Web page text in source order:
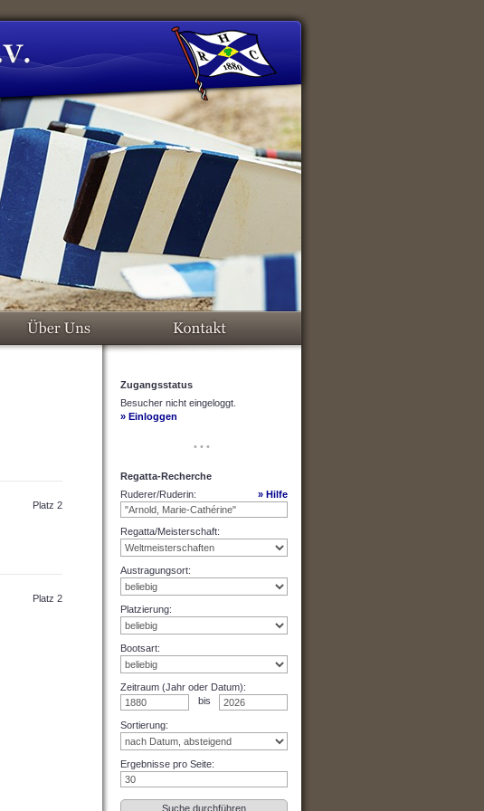
Platz 2
Platz 2
Zugangsstatus
Besucher nicht eingeloggt.
» Einloggen
• • •
Regatta-Recherche
» Hilfe
Ruderer/Ruderin:
Regatta/Meisterschaft:
Austragungsort:
Platzierung:
Bootsart:
Zeitraum (Jahr oder Datum):
bis
Sortierung:
Ergebnisse pro Seite: